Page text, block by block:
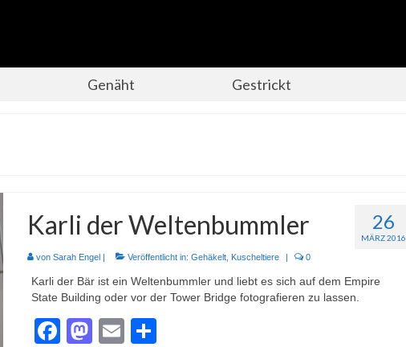
Genäht Gestrickt
26
MÄRZ 2016
Karli der Weltenbummler
von Sarah Engel Veröffentlicht in: Gehäkelt, Kuscheltiere 0
Karli der Bär ist ein Weltenbummler und liebt es sich auf dem Empire
State Building oder vor der Tower Bridge fotografieren zu lassen.
Facebook
Mastodon
Email